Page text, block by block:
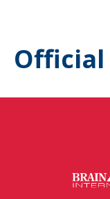
Official